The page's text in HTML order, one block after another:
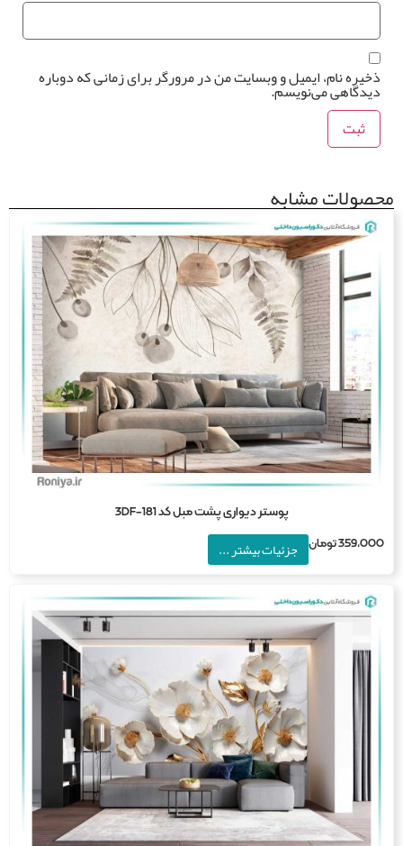
نام، ایمیل و وبسایت من در مرورگر برای زمانی که دوباره
می‌نویسم.
مشابه
پوستر دیواری پشت مبل کد 3DF-181
تومان جزئیات بیشتر ...